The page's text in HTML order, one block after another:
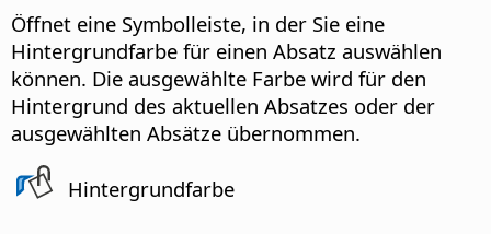
Öffnet eine Symbolleiste, in der Sie eine
Hintergrundfarbe für einen Absatz auswählen
können. Die ausgewählte Farbe wird für den
Hintergrund des aktuellen Absatzes oder der
ausgewählten Absätze übernommen.
Hintergrundfarbe